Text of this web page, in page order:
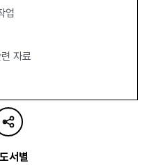
업
자료
서별